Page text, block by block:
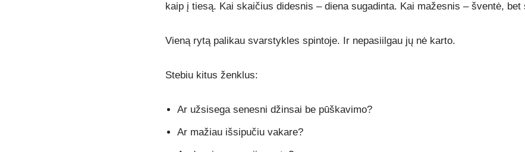
kaip į tiesą. Kai skaičius didesnis – diena sugadinta. Kai mažesnis – šventė,
Vieną rytą palikau svarstykles spintoje. Ir nepasiilgau jų nė karto.
Stebiu kitus ženklus:
Ar užsisega senesni džinsai be pūškavimo?
Ar mažiau išsipučiu vakare?